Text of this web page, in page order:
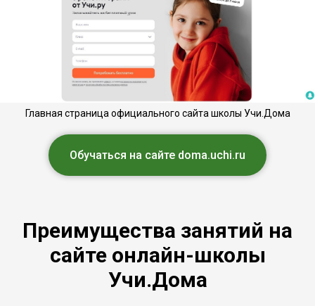
Главная страница официального сайта школы Учи.Дома
Обучаться на сайте doma.uchi.ru
Преимущества занятий на
сайте онлайн-школы
Учи.Дома